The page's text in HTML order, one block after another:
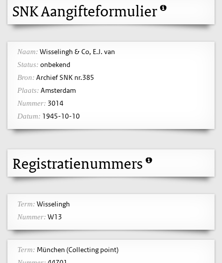
SNK Aangifteformulier
Naam: Wisselingh & Co, E.J. van
Status: onbekend
Bron: Archief SNK nr.385
Plaats: Amsterdam
Nummer: 3014
Datum: 1945-10-10
Registratienummers
Term: Wisselingh
Nummer: W13
Term: München (Collecting point)